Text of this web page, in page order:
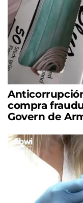
compra
Govern de